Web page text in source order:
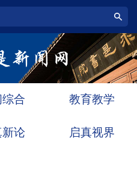
合 教育教学
新论 启真视界